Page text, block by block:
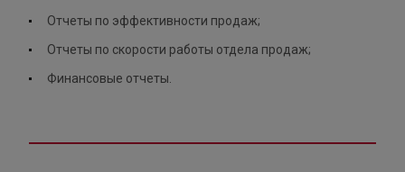
Отчеты по эффективности продаж;
Отчеты по скорости работы отдела продаж;
Финансовые отчеты.